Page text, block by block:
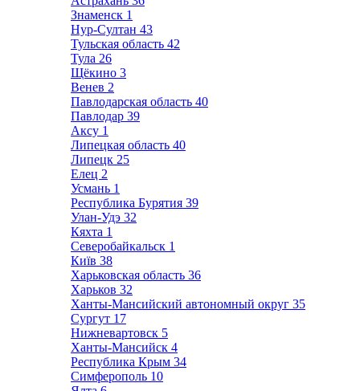
Знаменск 1
Нур-Султан 43
Тульская область 42
Тула 26
Щёкино 3
Венев 2
Павлодарская область 40
Павлодар 39
Аксу 1
Липецкая область 40
Липецк 25
Елец 2
Усмань 1
Республика Бурятия 39
Улан-Удэ 32
Кяхта 1
Северобайкальск 1
Київ 38
Харьковская область 36
Харьков 32
Ханты-Мансийский автономный округ 35
Сургут 17
Нижневартовск 5
Ханты-Мансийск 4
Республика Крым 34
Симферополь 10